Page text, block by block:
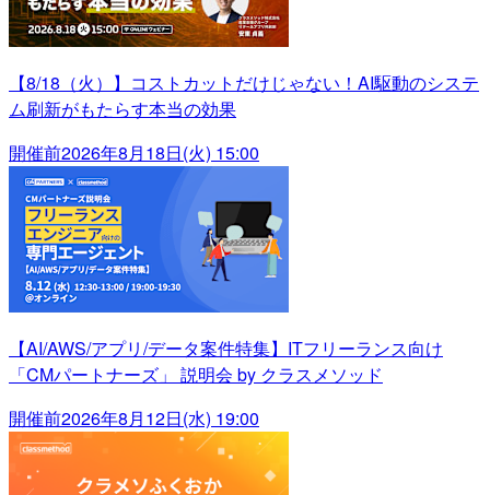
【8/18（火）】コストカットだけじゃない！AI駆動のシステ
ム刷新がもたらす本当の効果
開催前2026年8月18日(火) 15:00
【AI/AWS/アプリ/データ案件特集】ITフリーランス向け
「CMパートナーズ」 説明会 by クラスメソッド
開催前2026年8月12日(水) 19:00